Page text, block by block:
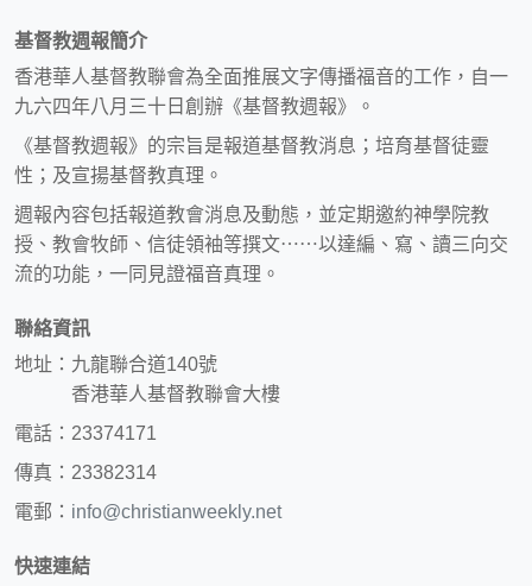
基督教週報簡介
香港華人基督教聯會為全面推展文字傳播福音的工作，自一
九六四年八月三十日創辦《基督教週報》。
《基督教週報》的宗旨是報道基督教消息；培育基督徒靈
性；及宣揚基督教真理。
週報內容包括報道教會消息及動態，並定期邀約神學院教
授、教會牧師、信徒領袖等撰文⋯⋯以達編、寫、讀三向交
流的功能，一同見證福音真理。
聯絡資訊
地址：九龍聯合道140號
香港華人基督教聯會大樓
電話：23374171
傳真：23382314
電郵： info@christianweekly.net
快速連結